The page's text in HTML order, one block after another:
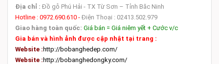
Địa chỉ : Đồ gỗ Phú Hải - TX Từ Sơn – Tỉnh Băc Ninh
Hotline : 0972.690.610 - Điện Thoại : 02413.502.979
Giao hàng toàn quốc: Giá bán = Giá niêm yết + Cước v/c
Gia bán và hình ảnh được cập nhật tại trang :
Website : http://bobanghedep.com/
Website : http://bobanghedongky.com/